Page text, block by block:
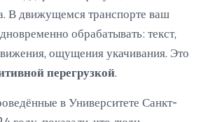
В движущемся транспорте ваш
обрабатывать: текст,
ощущения укачивания. Это
перегрузкой.
в Университете Санкт-